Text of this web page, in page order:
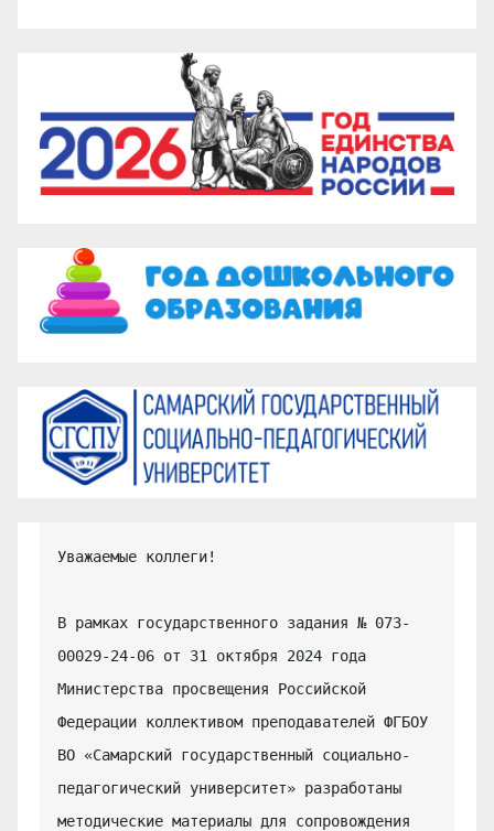
Уважаемые коллеги!
В рамках государственного задания № 073-
00029-24-06 от 31 октября 2024 года
Министерства просвещения Российской
Федерации коллективом преподавателей ФГБОУ
ВО «Самарский государственный социально-
педагогический университет» разработаны
методические материалы для сопровождения